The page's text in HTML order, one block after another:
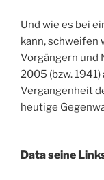
Und wie es bei
kann, schweifen
Vorgängern und
2005 (bzw.
Vergangenheit
heutige
Data seine